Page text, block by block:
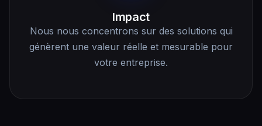
Impact
Nous nous concentrons sur des solutions qui
génèrent une valeur réelle et mesurable pour
votre entreprise.